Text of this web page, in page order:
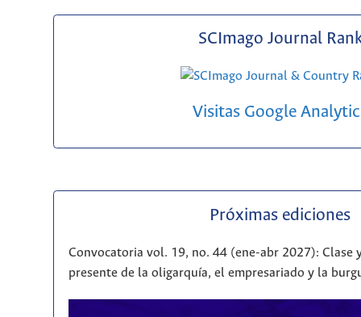
SCImago Journal
Visitas Google
Próximas ediciones
Convocatoria vol. 19, no. 44 (ene-abr 2027): Clase
presente de la oligarquía, el empresariado y la